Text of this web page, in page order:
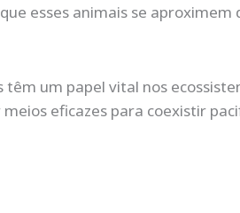
esses animais se aproximem
um papel vital nos
eficazes para coexistir